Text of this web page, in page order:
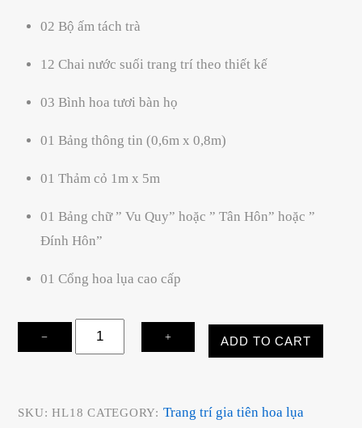
02 Bộ ấm tách trà
12 Chai nước suối trang trí theo thiết kế
03 Bình hoa tươi bàn họ
01 Bảng thông tin (0,6m x 0,8m)
01 Thảm cỏ 1m x 5m
01 Bảng chữ ” Vu Quy” hoặc ” Tân Hôn” hoặc ”
Đính Hôn”
01 Cổng hoa lụa cao cấp
−
Trang
trí
+ ADD TO CART
SKU:HL18 CATEGORY: Trang trí gia tiên hoa lụa